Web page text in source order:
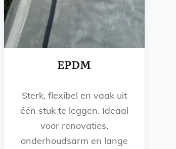
EPDM
Sterk, flexibel en vaak uit
één stuk te leggen. Ideaal
voor renovaties,
onderhoudsarm en lange